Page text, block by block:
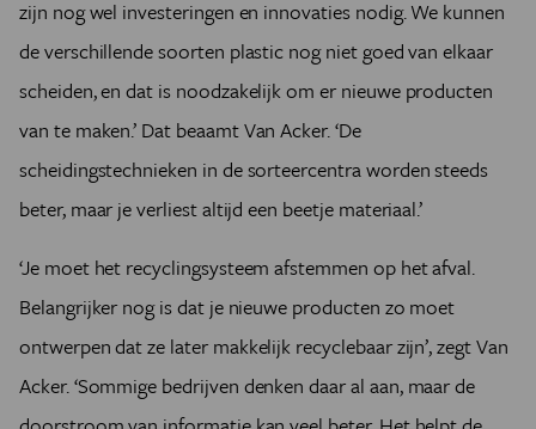
zijn nog wel investeringen en innovaties nodig. We kunnen
de verschillende soorten plastic nog niet goed van elkaar
scheiden, en dat is noodzakelijk om er nieuwe producten
van te maken.’ Dat beaamt Van Acker. ‘De
scheidingstechnieken in de sorteercentra worden steeds
beter, maar je verliest altijd een beetje materiaal.’
‘Je moet het recyclingsysteem afstemmen op het afval.
Belangrijker nog is dat je nieuwe producten zo moet
ontwerpen dat ze later makkelijk recyclebaar zijn’, zegt Van
Acker. ‘Sommige bedrijven denken daar al aan, maar de